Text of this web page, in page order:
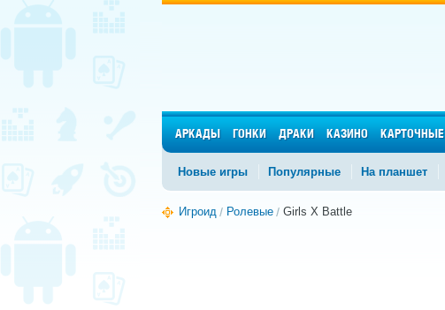
АРКАДЫ ГОНКИ ДРАКИ КАЗИНО КАРТОЧНЫЕ
Новые игры Популярные На планшет
Игроид Ролевые Girls X Battle